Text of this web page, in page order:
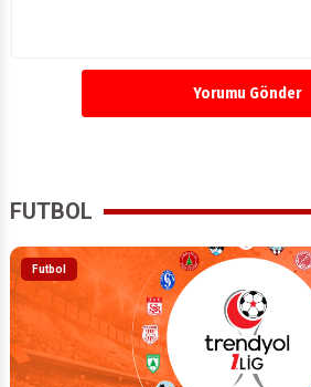
Yorumu Gönder
FUTBOL
Futbol